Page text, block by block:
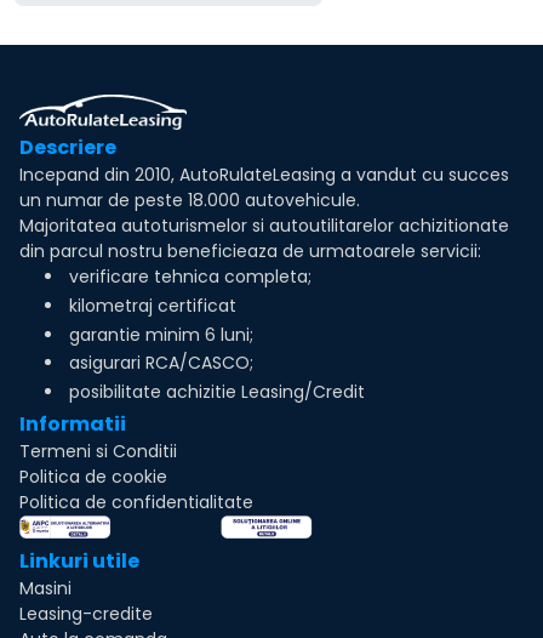
Descriere
Incepand din 2010, AutoRulateLeasing a vandut cu succes
un numar de peste 18.000 autovehicule.
Majoritatea autoturismelor si autoutilitarelor achizitionate
din parcul nostru beneficieaza de urmatoarele servicii:
verificare tehnica completa;
kilometraj certificat
garantie minim 6 luni;
asigurari RCA/CASCO;
posibilitate achizitie Leasing/Credit
Informatii
Termeni si Conditii
Politica de cookie
Politica de confidentialitate
Linkuri utile
Masini
Leasing-credite